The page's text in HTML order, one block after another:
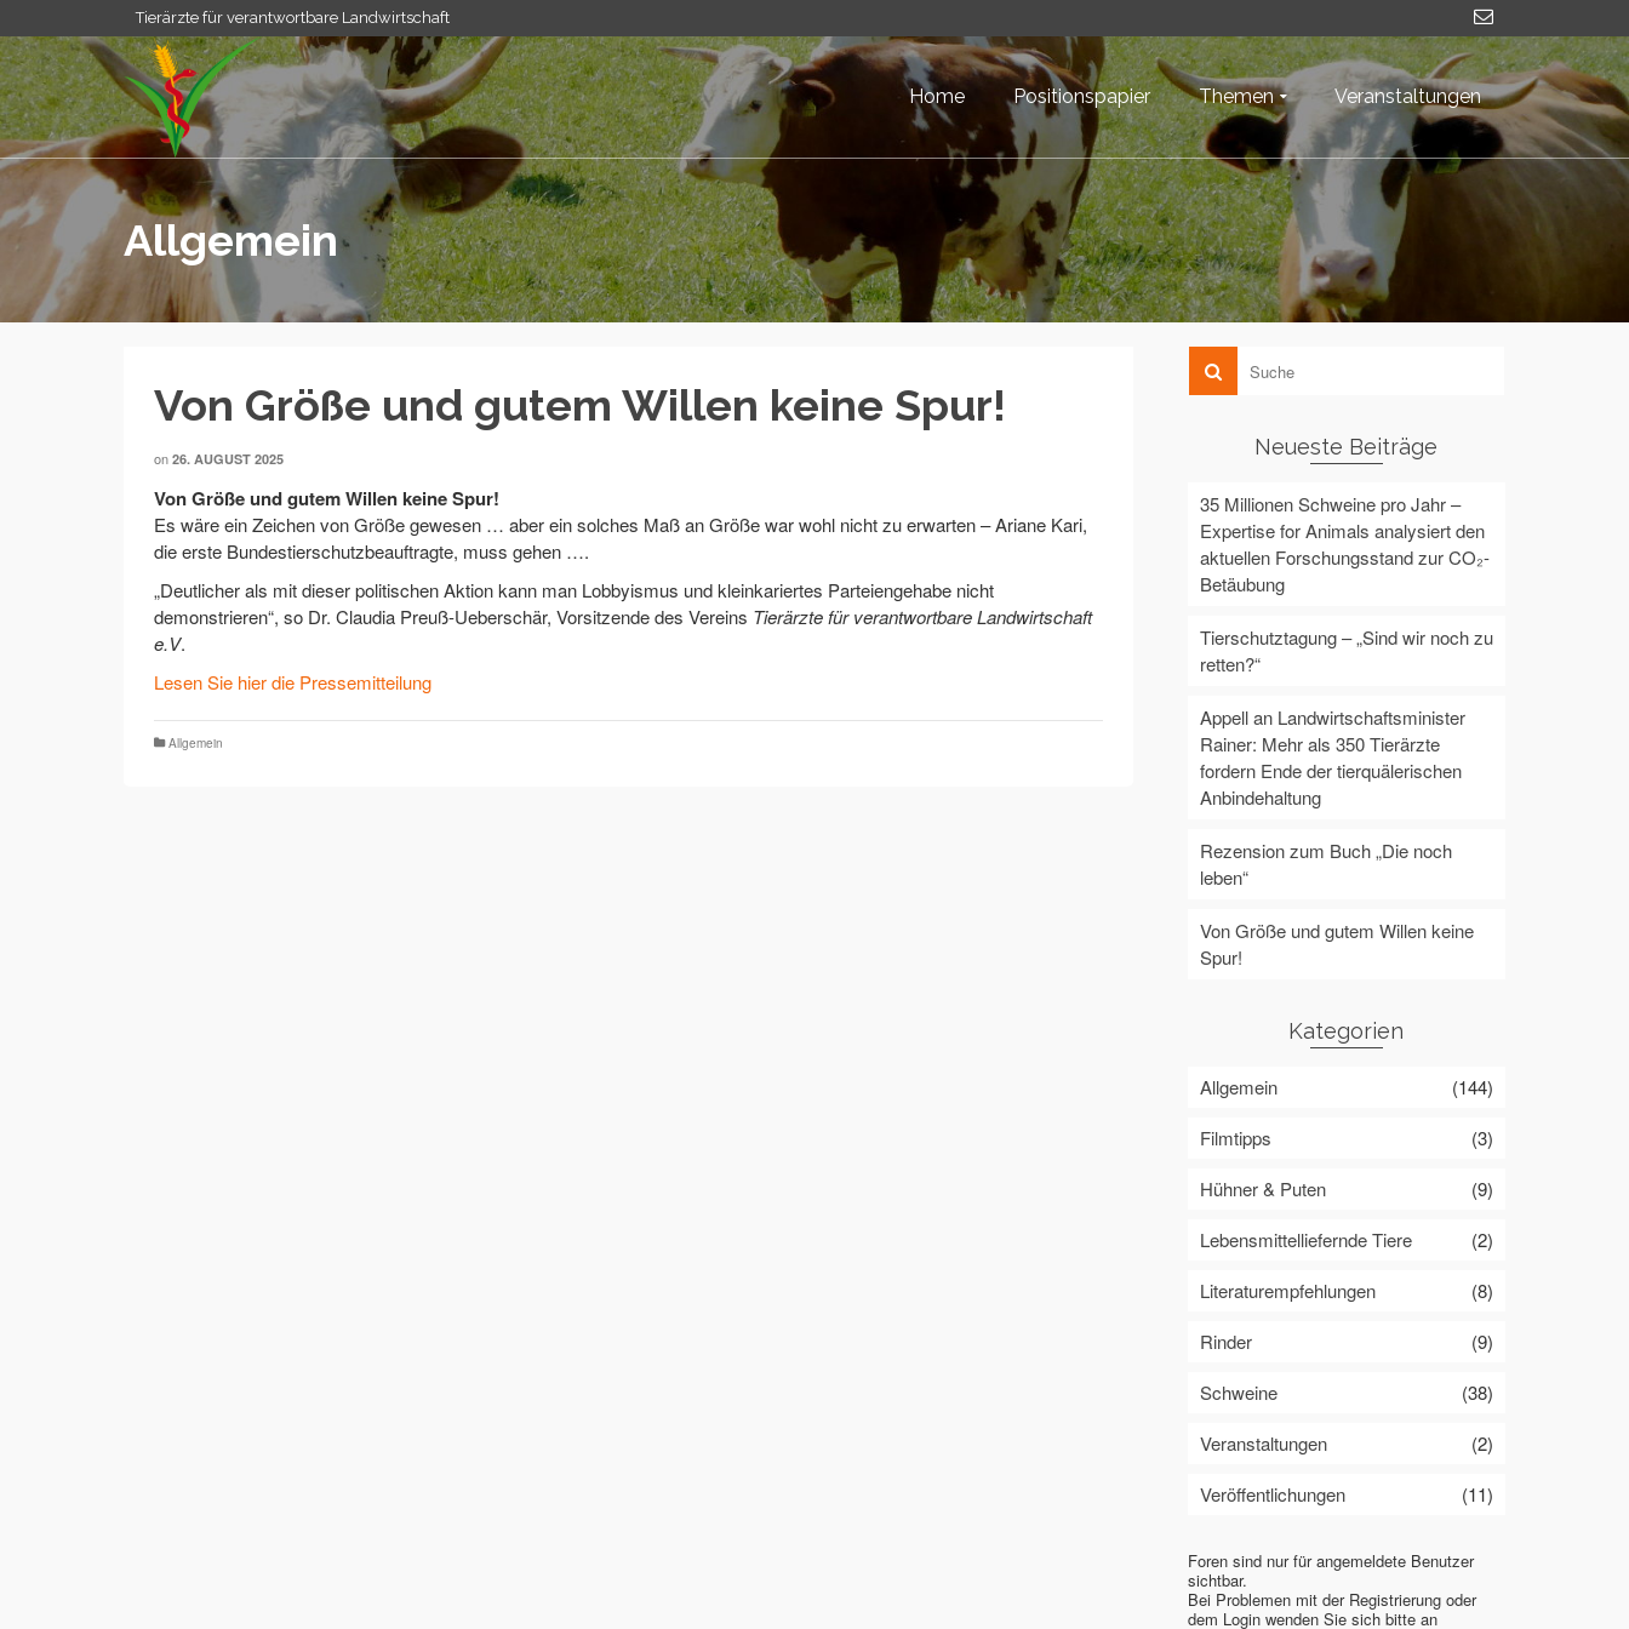
Tierärzte für verantwortbare Landwirtschaft
Home Positionspapier Themen Veranstaltungen
Allgemein
Von Größe und gutem Willen keine Spur!
on 26. AUGUST 2025
Von Größe und gutem Willen keine Spur!
Es wäre ein Zeichen von Größe gewesen … aber ein solches Maß an Größe war wohl nicht zu erwarten – Ariane Kari,
die erste Bundestierschutzbeauftragte, muss gehen ….
„Deutlicher als mit dieser politischen Aktion kann man Lobbyismus und kleinkariertes Parteiengehabe nicht
demonstrieren“, so Dr. Claudia Preuß-Ueberschär, Vorsitzende des Vereins Tierärzte für verantwortbare Landwirtschaft
e.V.
Lesen Sie hier die Pressemitteilung
Allgemein
Neueste Beiträge
35 Millionen Schweine pro Jahr –
Expertise for Animals analysiert den
aktuellen Forschungsstand zur CO₂-
Betäubung
Tierschutztagung – „Sind wir noch zu
retten?“
Appell an Landwirtschaftsminister
Rainer: Mehr als 350 Tierärzte
fordern Ende der tierquälerischen
Anbindehaltung
Rezension zum Buch „Die noch
leben“
Von Größe und gutem Willen keine
Spur!
Kategorien
Allgemein
(144)
Filmtipps
(3)
Hühner & Puten
(9)
Lebensmittelliefernde Tiere
(2)
Literaturempfehlungen
(8)
Rinder
(9)
Schweine
(38)
Veranstaltungen
(2)
Veröffentlichungen
(11)
Foren sind nur für angemeldete Benutzer
sichtbar.
Bei Problemen mit der Registrierung oder
dem Login wenden Sie sich bitte an